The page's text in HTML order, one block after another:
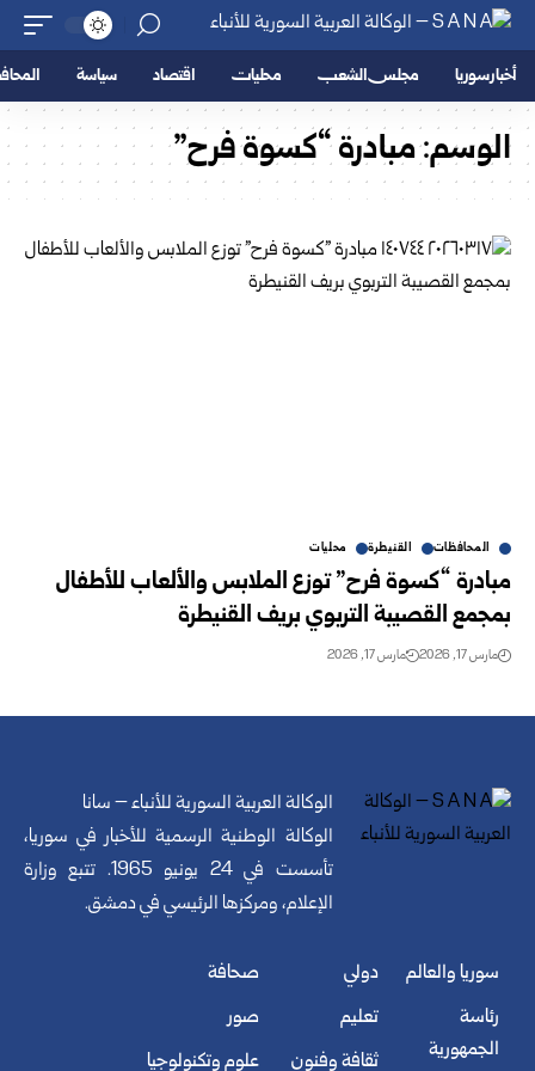
أخبار سوريا مجلس الشعب محليات اقتصاد سياسة
الوسم:مبادرة “كسوة فرح”
المحافظات القنيطرة محليات
مبادرة “كسوة فرح” توزع الملابس والألعاب للأطفال
بمجمع القصيبة التربوي بريف القنيطرة
مارس 17, 2026 مارس 17, 2026
الوكالة العربية السورية للأنباء – سانا
الوكالة الوطنية الرسمية للأخبار في سوريا،
تأسست في 24 يونيو 1965. تتبع وزارة
الإعلام، ومركزها الرئيسي في دمشق.
سوريا والعالم
رئاسة
الجمهورية
دولي
تعليم
ثقافة وفنون
صحافة
صور
علوم وتكنولوجيا